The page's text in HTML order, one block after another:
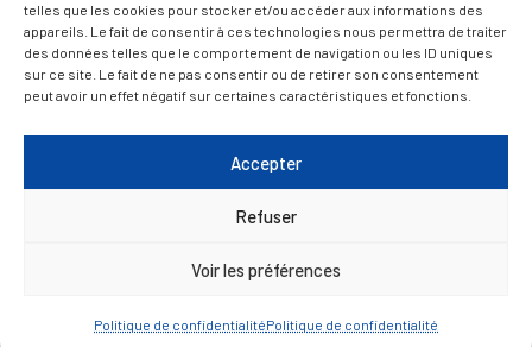
telles que les cookies pour stocker et/ou accéder aux informations des
appareils. Le fait de consentir à ces technologies nous permettra de traiter
des données telles que le comportement de navigation ou les ID uniques
sur ce site. Le fait de ne pas consentir ou de retirer son consentement
peut avoir un effet négatif sur certaines caractéristiques et fonctions.
Accepter
Refuser
Voir les préférences
Politique de confidentialitéPolitique de confidentialité
Du lundi au jeudi inclus : 8h30 à 12h30 et 13h30 à
17h00
Vendredi : 9h00 à 12h00
— Contacter la Mairie
Annuaire des associations
Urbanisme